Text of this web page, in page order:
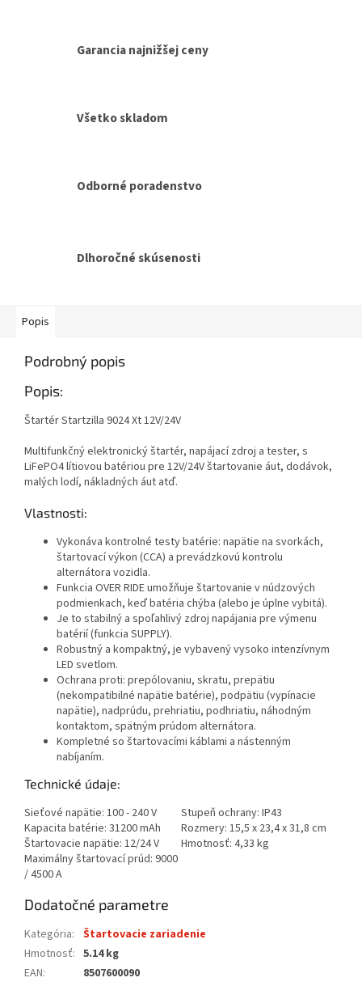
Garancia najnižšej ceny
Všetko skladom
Odborné poradenstvo
Dlhoročné skúsenosti
Popis
Podrobný popis
Popis:
Štartér Startzilla 9024 Xt 12V/24V
Multifunkčný elektronický štartér, napájací zdroj a tester, s
LiFePO4 lítiovou batériou pre 12V/24V štartovanie áut, dodávok,
malých lodí, nákladných áut atď.
Vlastnosti:
Vykonáva kontrolné testy batérie: napätie na svorkách,
štartovací výkon (CCA) a prevádzkovú kontrolu
alternátora vozidla.
Funkcia OVER RIDE umožňuje štartovanie v núdzových
podmienkach, keď batéria chýba (alebo je úplne vybitá).
Je to stabilný a spoľahlivý zdroj napájania pre výmenu
batérií (funkcia SUPPLY).
Robustný a kompaktný, je vybavený vysoko intenzívnym
LED svetlom.
Ochrana proti: prepólovaniu, skratu, prepätiu
(nekompatibilné napätie batérie), podpätiu (vypínacie
napätie), nadprúdu, prehriatiu, podhriatiu, náhodným
kontaktom, spätným prúdom alternátora.
Kompletné so štartovacími káblami a nástenným
nabíjaním.
Technické údaje:
Sieťové napätie: 100 - 240 V Stupeň ochrany: IP43
Kapacita batérie: 31200 mAh Rozmery: 15,5 x 23,4 x 31,8 cm
Štartovacie napätie: 12/24 V Hmotnosť: 4,33 kg
Maximálny štartovací prúd: 9000
/ 4500 A
Dodatočné parametre
Kategória: Štartovacie zariadenie
Hmotnosť: 5.14 kg
EAN: 8507600090